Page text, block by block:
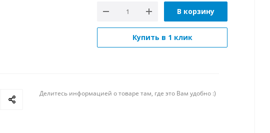
В корзину
Купить в 1 клик
Делитесь информацией о товаре там, где это Вам удобно :)